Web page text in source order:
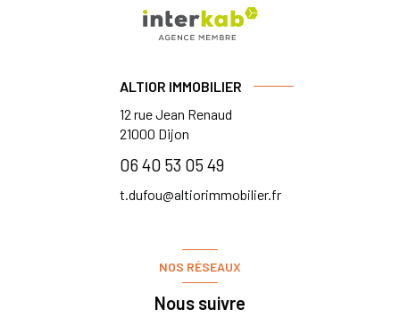
ALTIOR IMMOBILIER
12 rue Jean Renaud
21000 Dijon
06 40 53 05 49
t.dufou@altiorimmobilier.fr
NOS RÉSEAUX
Nous suivre